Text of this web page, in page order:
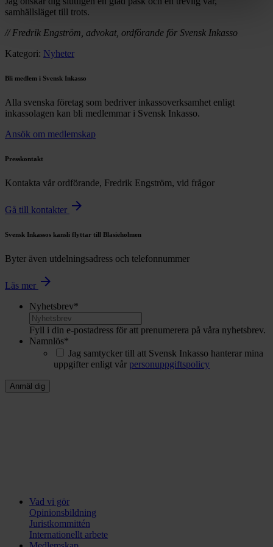
samhällsläget till trots.
// Fredrik Engström, advokat, ordförande för Svensk Inkasso
Kategori: Nyheter
Bli medlem i Svensk Inkasso
Alla svenska företag som bedriver inkassoverksamhet enligt
inkassolagen kan bli medlemmar i Svensk Inkasso.
Ansök om medlemskap
Presskontakt
Kontakta vår ordförande, Fredrik Engström, vid frågor
Gå till kontakter arrow_forward
Svensk Inkassos kansli flyttar till Blasieholmen
Byter även utdelningsadress och telefonnummer
Läs mer arrow_forward
Nyhetsbrev*
Fyll i din e-postadress för att prenumerera på våra nyhetsbrev.
Namnlös*
Jag samtycker till att Svensk Inkasso hanterar mina
uppgifter enligt vår personuppgiftspolicy
Vad vi gör
Opinionsbildning
Juristkommittén
Internationellt arbete